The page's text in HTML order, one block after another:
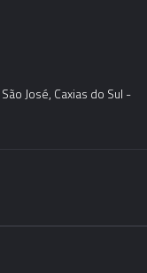
José, Caxias do Sul -